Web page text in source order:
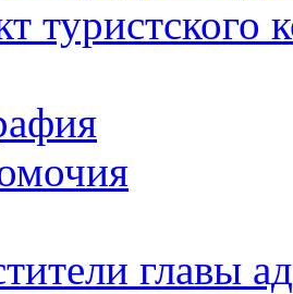
туристского
главы